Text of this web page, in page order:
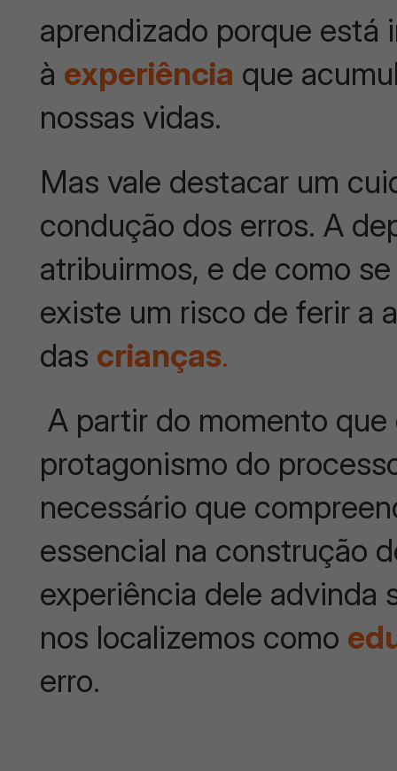
aprendizado porque está
à experiência que
nossas vidas.
Mas vale destacar um
condução dos erros. A
atribuirmos, e de como
existe um risco de ferir a
das crianças.
A partir do momento
protagonismo do
necessário que
essencial na construção
experiência dele advinda
nos localizemos como
erro.